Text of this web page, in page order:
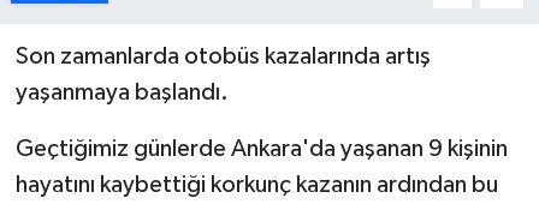
Son zamanlarda otobüs kazalarında artış
yaşanmaya başlandı.
Geçtiğimiz günlerde Ankara'da yaşanan 9 kişinin
hayatını kaybettiği korkunç kazanın ardından bu